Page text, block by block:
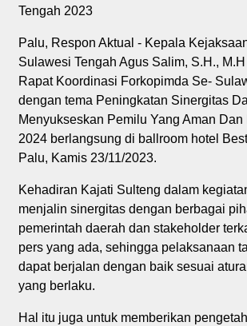
Tengah 2023
Palu, Respon Aktual - Kepala
Sulawesi Tengah Agus Salim, S.H.,
Rapat Koordinasi Forkopimda Se-
dengan tema Peningkatan Sinergitas
Menyukseskan Pemilu Yang Aman Dan
2024 berlangsung di ballroom hotel
Palu, Kamis 23/11/2023.
Kehadiran Kajati Sulteng dalam
menjalin sinergitas dengan berbagai
pemerintah daerah dan stakeholder
pers yang ada, sehingga pelaksanaan
dapat berjalan dengan baik sesuai
yang berlaku.
Hal itu juga untuk memberikan